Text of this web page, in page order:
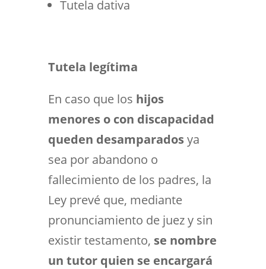
Tutela dativa
Tutela legítima
En caso que los hijos
menores o con discapacidad
queden desamparadosya
sea por abandono o
fallecimiento de los padres, la
Ley prevé que, mediante
pronunciamiento de juez y sin
existir testamento, se nombre
un tutor quien se encargará